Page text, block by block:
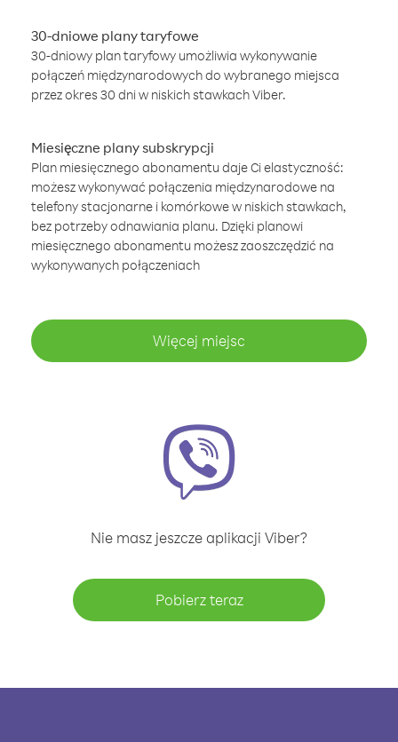
30-dniowe plany taryfowe
30-dniowy plan taryfowy umożliwia wykonywanie
połączeń międzynarodowych do wybranego miejsca
przez okres 30 dni w niskich stawkach Viber.
Miesięczne plany subskrypcji
Plan miesięcznego abonamentu daje Ci elastyczność:
możesz wykonywać połączenia międzynarodowe na
telefony stacjonarne i komórkowe w niskich stawkach,
bez potrzeby odnawiania planu. Dzięki planowi
miesięcznego abonamentu możesz zaoszczędzić na
wykonywanych połączeniach
Więcej miejsc
Nie masz jeszcze aplikacji Viber?
Pobierz teraz